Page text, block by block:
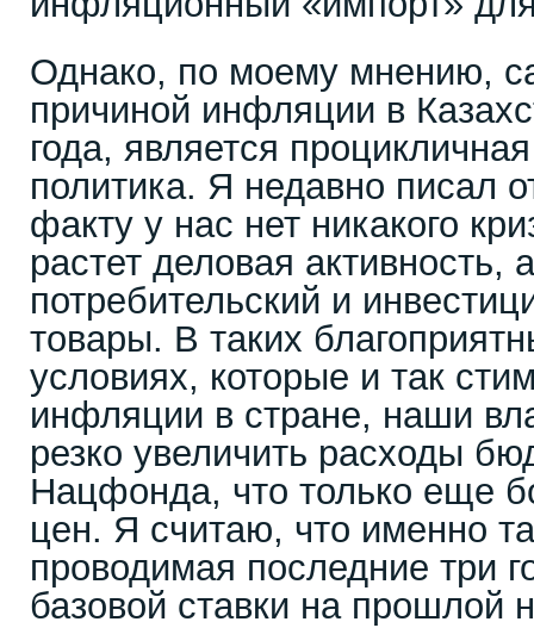
Однако, по моему мнению,
причиной инфляции в
года, является
политика. Я недавно писал
факту у нас нет никакого
растет деловая активность,
потребительский и
товары. В таких
условиях, которые и так
инфляции в стране, наши
резко увеличить расходы
Нацфонда, что только еще
цен. Я считаю, что именно
проводимая последние три
базовой ставки на прошлой